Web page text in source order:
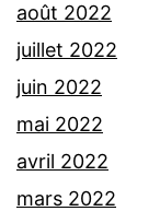
août 2022
juillet 2022
juin 2022
mai 2022
avril 2022
mars 2022